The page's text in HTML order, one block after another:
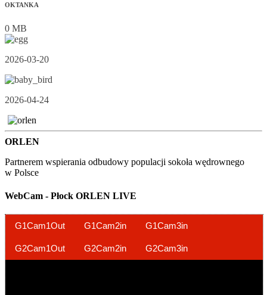
OKTANKA
0 MB
2026-03-20
2026-04-24
ORLEN
Partnerem wspierania odbudowy populacji sokoła wędrownego
w Polsce
WebCam - Płock ORLEN LIVE